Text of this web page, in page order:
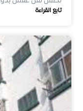
تابع القراءة